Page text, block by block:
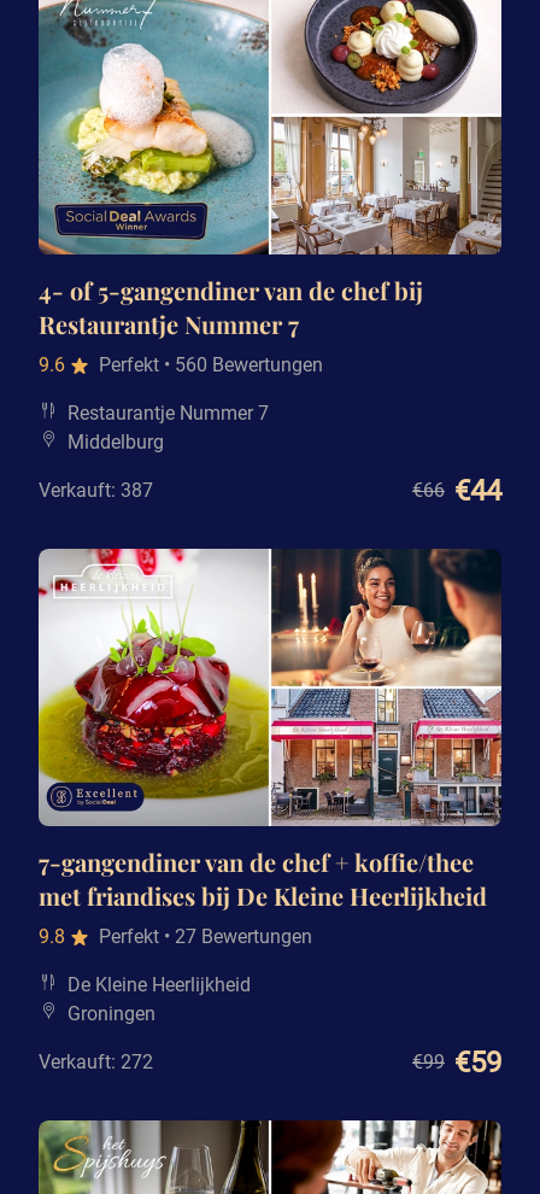
4- of 5-gangendiner van de chef bij
Restaurantje Nummer 7
9.6 Perfekt • 560 Bewertungen
Restaurantje Nummer 7
Middelburg
Verkauft: 387 €66 €44
7-gangendiner van de chef + koffie/thee
met friandises bij De Kleine Heerlijkheid
9.8 Perfekt • 27 Bewertungen
De Kleine Heerlijkheid
Groningen
Verkauft: 272 €99 €59